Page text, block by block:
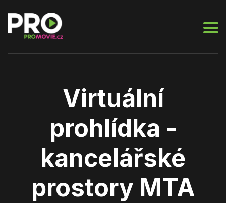
Virtuální
prohlídka -
kancelářské
prostory MTA